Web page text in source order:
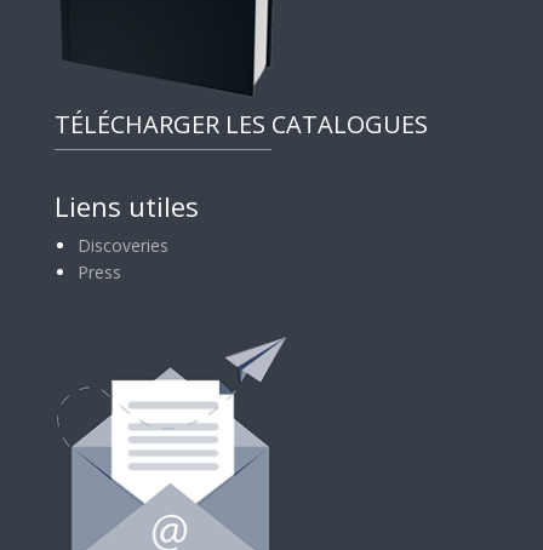
TÉLÉCHARGER LES CATALOGUES
Liens utiles
Discoveries
Press